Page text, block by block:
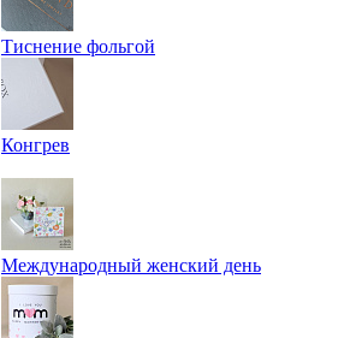
Тиснение фольгой
Конгрев
Международный женский день